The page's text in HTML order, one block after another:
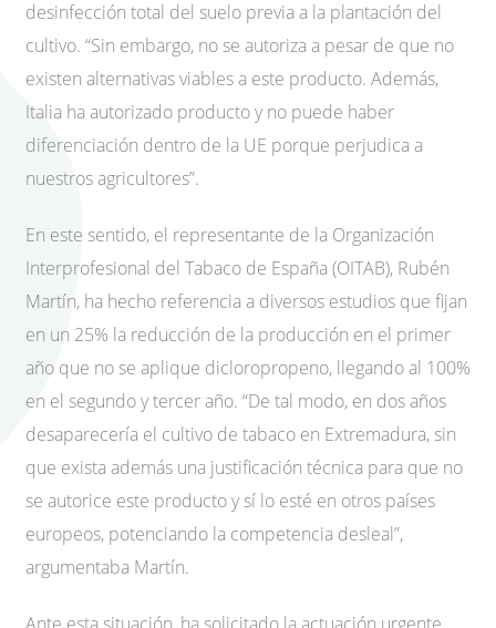
desinfección total del suelo previa a la plantación del
cultivo. “Sin embargo, no se autoriza a pesar de que no
existen alternativas viables a este producto. Además,
Italia ha autorizado producto y no puede haber
diferenciación dentro de la UE porque perjudica a
nuestros agricultores”.
En este sentido, el representante de la Organización
Interprofesional del Tabaco de España (OITAB), Rubén
Martín, ha hecho referencia a diversos estudios que fijan
en un 25% la reducción de la producción en el primer
año que no se aplique dicloropropeno, llegando al 100%
en el segundo y tercer año. “De tal modo, en dos años
desaparecería el cultivo de tabaco en Extremadura, sin
que exista además una justificación técnica para que no
se autorice este producto y sí lo esté en otros países
europeos, potenciando la competencia desleal”,
argumentaba Martín.